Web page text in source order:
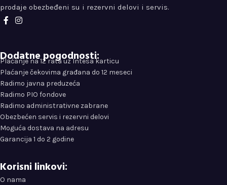
prodaje obezbeđeni su i rezervni delovi i servis.
Dodatne pogodnosti:
Plaćanje na 12 rata uz Intesa karticu
Plaćanje čekovima građana do 12 meseci
Radimo javna preduzeća
Radimo PIO fondove
Radimo administrativne zabrane
Obezbećen servis i rezervni delovi
Moguća dostava na adresu
Garancija 1 do 2 godine
Korisni linkovi:
O nama